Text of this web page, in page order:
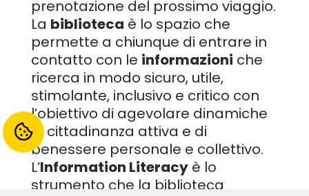
prenotazione del prossimo viaggio.
La biblioteca è lo spazio che
permette a chiunque di entrare in
contatto con le informazioni che
ricerca in modo sicuro, utile,
stimolante, inclusivo e critico con
l’obiettivo di agevolare dinamiche
di cittadinanza attiva e di
benessere personale e collettivo.
L’Information Literacy è lo
strumento che la biblioteca